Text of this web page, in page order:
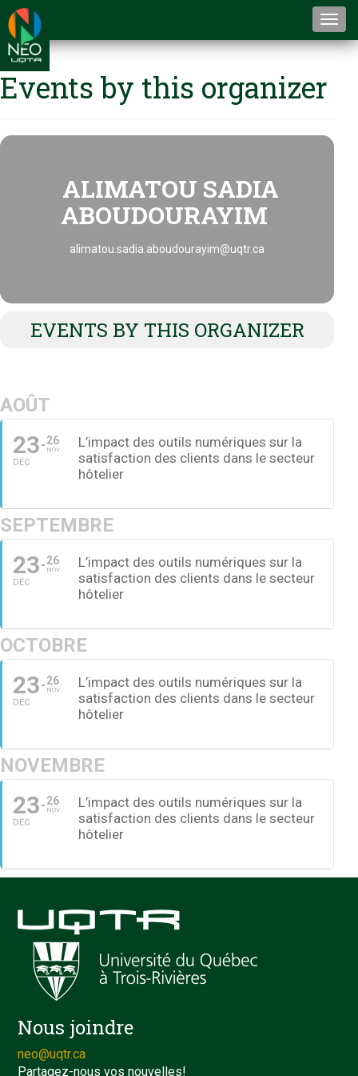
Events by this organizer
ALIMATOU SADIA
ABOUDOURAYIM
alimatou.sadia.aboudourayim@uqtr.ca
EVENTS BY THIS ORGANIZER
AOÛT
23
DÉC
26
NOV
L’impact des outils numériques sur la
satisfaction des clients dans le secteur
hôtelier
SEPTEMBRE
23
DÉC
26
NOV
L’impact des outils numériques sur la
satisfaction des clients dans le secteur
hôtelier
OCTOBRE
23
DÉC
26
NOV
L’impact des outils numériques sur la
satisfaction des clients dans le secteur
hôtelier
NOVEMBRE
23
DÉC
26
NOV
L’impact des outils numériques sur la
satisfaction des clients dans le secteur
hôtelier
Nous joindre
neo@uqtr.ca
Partagez-nous vos nouvelles!